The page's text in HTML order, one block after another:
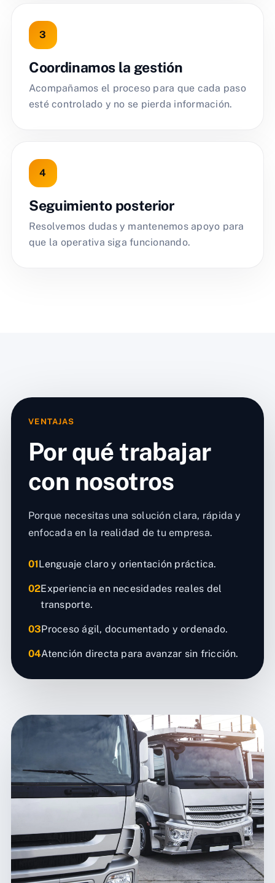
Coordinamos la gestión
Acompañamos el proceso para que cada paso
esté controlado y no se pierda información.
Seguimiento posterior
Resolvemos dudas y mantenemos apoyo para
que la operativa siga funcionando.
VENTAJAS
Por qué trabajar
con nosotros
Porque necesitas una solución clara, rápida y
enfocada en la realidad de tu empresa.
01Lenguaje claro y orientación práctica.
02Experiencia en necesidades reales del
transporte.
03Proceso ágil, documentado y ordenado.
04Atención directa para avanzar sin fricción.